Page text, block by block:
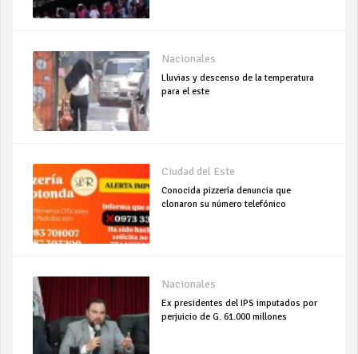
Nacionales
Lluvias y descenso de la temperatura
para el este
Ciudad del Este
Conocida pizzería denuncia que
clonaron su número telefónico
Nacionales
Ex presidentes del IPS imputados por
perjuicio de G. 61.000 millones